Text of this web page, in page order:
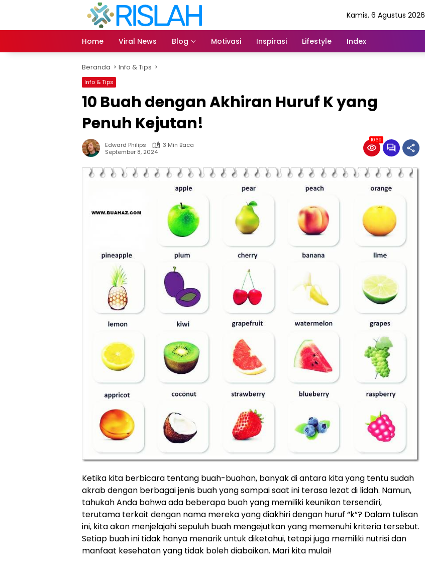
Kamis, 6 Agustus 2026
Home Viral News Blog Motivasi Inspirasi Lifestyle Index
Beranda Info & Tips
Info & Tips
10 Buah dengan Akhiran Huruf K yang
Penuh Kejutan!
Edward Philips
3 Min Baca
September 8, 2024
1069
Ketika kita berbicara tentang buah-buahan, banyak di antara kita yang tentu sudah
akrab dengan berbagai jenis buah yang sampai saat ini terasa lezat di lidah. Namun,
tahukah Anda bahwa ada beberapa buah yang memiliki keunikan tersendiri,
terutama terkait dengan nama mereka yang diakhiri dengan huruf “k”? Dalam tulisan
ini, kita akan menjelajahi sepuluh buah mengejutkan yang memenuhi kriteria tersebut.
Setiap buah ini tidak hanya menarik untuk diketahui, tetapi juga memiliki nutrisi dan
manfaat kesehatan yang tidak boleh diabaikan. Mari kita mulai!